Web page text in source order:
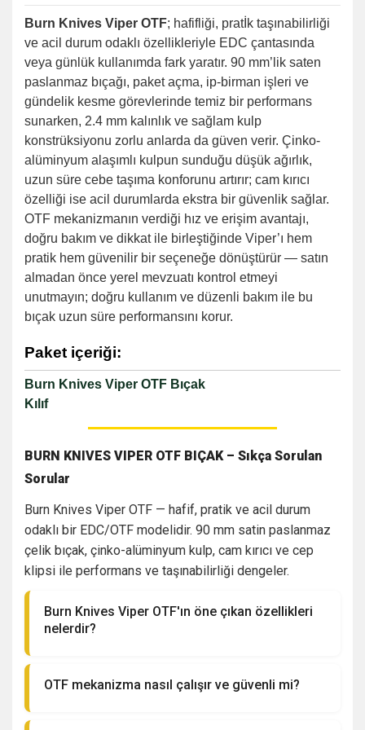
Burn Knives Viper OTF; hafifliği, pratİk taşınabilirliği
ve acil durum odaklı özellikleriyle EDC çantasında
veya günlük kullanımda fark yaratır. 90 mm’lik saten
paslanmaz bıçağı, paket açma, ip-birman işleri ve
gündelik kesme görevlerinde temiz bir performans
sunarken, 2.4 mm kalınlık ve sağlam kulp
konstrüksiyonu zorlu anlarda da güven verir. Çinko-
alüminyum alaşımlı kulpun sunduğu düşük ağırlık,
uzun süre cebe taşıma konforunu artırır; cam kırıcı
özelliği ise acil durumlarda ekstra bir güvenlik sağlar.
OTF mekanizmanın verdiği hız ve erişim avantajı,
doğru bakım ve dikkat ile birleştiğinde Viper’ı hem
pratik hem güvenilir bir seçeneğe dönüştürür — satın
almadan önce yerel mevzuatı kontrol etmeyi
unutmayın; doğru kullanım ve düzenli bakım ile bu
bıçak uzun süre performansını korur.
Paket içeriği:
Burn Knives Viper OTF Bıçak
Kılıf
BURN KNIVES VIPER OTF BIÇAK – Sıkça Sorulan
Sorular
Burn Knives Viper OTF — hafif, pratik ve acil durum
odaklı bir EDC/OTF modelidir. 90 mm satin paslanmaz
çelik bıçak, çinko-alüminyum kulp, cam kırıcı ve cep
klipsi ile performans ve taşınabilirliği dengeler.
Burn Knives Viper OTF'ın öne çıkan özellikleri
nelerdir?
keskinlik), ✓ çinko-alüminyum alaşımlı hafif kulp,
OTF mekanizma nasıl çalışır ve güvenli mi?